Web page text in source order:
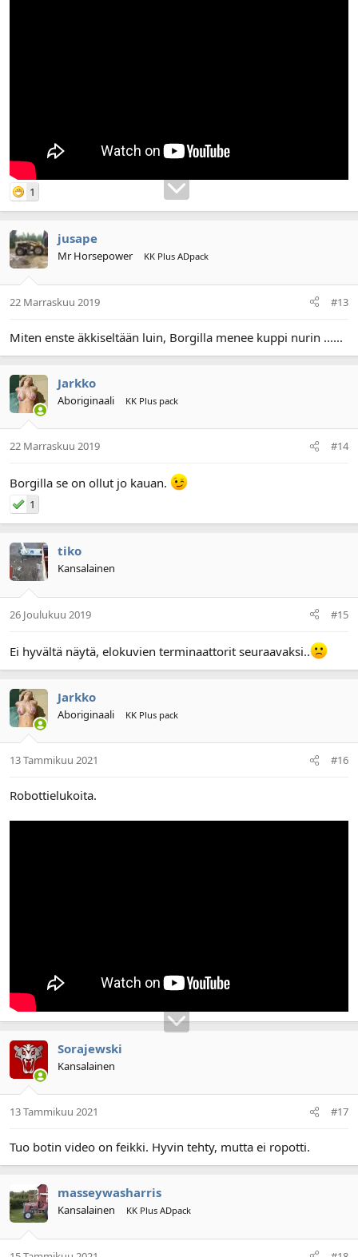
1
jusape
Mr Horsepower KK Plus ADpack
22 Marraskuu 2019 #13
Miten enste äkkiseltään luin, Borgilla menee kuppi nurin ......
Jarkko
Aboriginaali KK Plus pack
22 Marraskuu 2019 #14
Borgilla se on ollut jo kauan.
1
tiko
Kansalainen
26 Joulukuu 2019 #15
Ei hyvältä näytä, elokuvien terminaattorit seuraavaksi..
Jarkko
Aboriginaali KK Plus pack
13 Tammikuu 2021 #16
Robottielukoita.
Sorajewski
Kansalainen
13 Tammikuu 2021 #17
Tuo botin video on feikki. Hyvin tehty, mutta ei ropotti.
masseywasharris
Kansalainen KK Plus ADpack